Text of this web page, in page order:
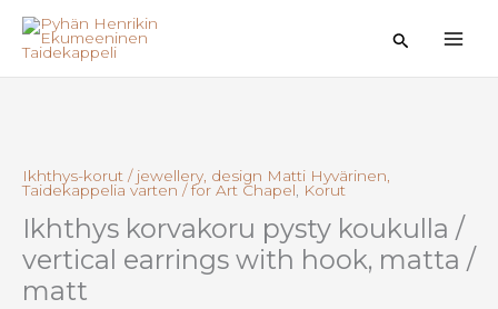
sisältöön
Hae
Ikhthys-korut / jewellery, design Matti Hyvärinen,
Taidekappelia varten / for Art Chapel, Korut
Ikhthys korvakoru pysty koukulla /
vertical earrings with hook, matta /
matt